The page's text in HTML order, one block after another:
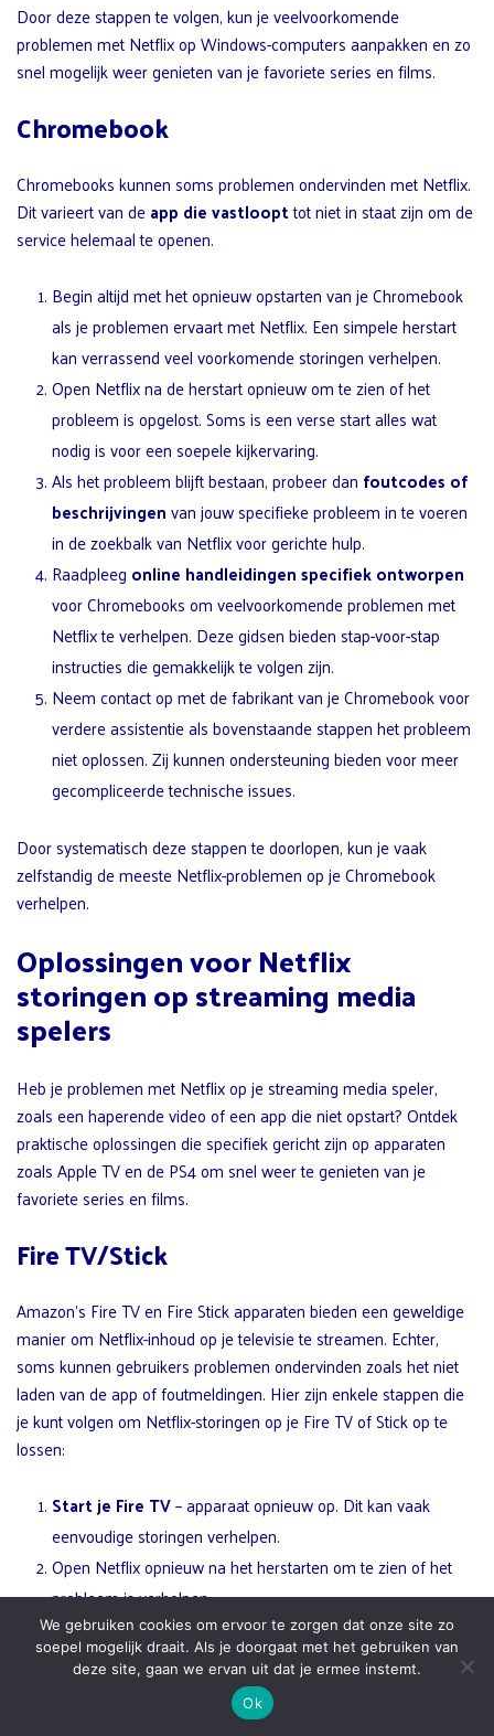
Door deze stappen te volgen, kun je veelvoorkomende
problemen met Netflix op Windows-computers aanpakken en zo
snel mogelijk weer genieten van je favoriete series en films.
Chromebook
Chromebooks kunnen soms problemen ondervinden met Netflix.
Dit varieert van deapp die vastloopttot niet in staat zijn om de
service helemaal te openen.
Begin altijd met het opnieuw opstarten van je Chromebook
als je problemen ervaart met Netflix. Een simpele herstart
kan verrassend veel voorkomende storingen verhelpen.
Open Netflix na de herstart opnieuw om te zien of het
probleem is opgelost. Soms is een verse start alles wat
nodig is voor een soepele kijkervaring.
Als het probleem blijft bestaan, probeer dan foutcodes of
beschrijvingenvan jouw specifieke probleem in te voeren
in de zoekbalk van Netflix voor gerichte hulp.
Raadpleeg online handleidingen specifiek ontworpen
voor Chromebooks om veelvoorkomende problemen met
Netflix te verhelpen. Deze gidsen bieden stap-voor-stap
instructies die gemakkelijk te volgen zijn.
Neem contact op met de fabrikant van je Chromebook voor
verdere assistentie als bovenstaande stappen het probleem
niet oplossen. Zij kunnen ondersteuning bieden voor meer
gecompliceerde technische issues.
Door systematisch deze stappen te doorlopen, kun je vaak
zelfstandig de meeste Netflix-problemen op je Chromebook
verhelpen.
Oplossingen voor Netflix
storingen op streaming media
spelers
Heb je problemen met Netflix op je streaming media speler,
zoals een haperende video of een app die niet opstart? Ontdek
praktische oplossingen die specifiek gericht zijn op apparaten
zoals Apple TV en de PS4 om snel weer te genieten van je
favoriete series en films.
Fire TV/Stick
Amazon’s Fire TV en Fire Stick apparaten bieden een geweldige
manier om Netflix-inhoud op je televisie te streamen. Echter,
soms kunnen gebruikers problemen ondervinden zoals het niet
laden van de app of foutmeldingen. Hier zijn enkele stappen die
je kunt volgen om Netflix-storingen op je Fire TV of Stick op te
lossen:
Start je Fire TV– apparaat opnieuw op. Dit kan vaak
eenvoudige storingen verhelpen.
Open Netflix opnieuw na het herstarten om te zien of het
probleem is verholpen.
Controleer je netwerkverbinding. Een foutcode (– 12)
kan wijzen op problemen met je internetverbinding.
Neem contact op met Amazon
hulp bij het instellen van je apparaat en het troubleshooten
We gebruiken cookies om ervoor te zorgen dat onze site zo
soepel mogelijk draait. Als je doorgaat met het gebruiken van
deze site, gaan we ervan uit dat je ermee instemt.
Ok